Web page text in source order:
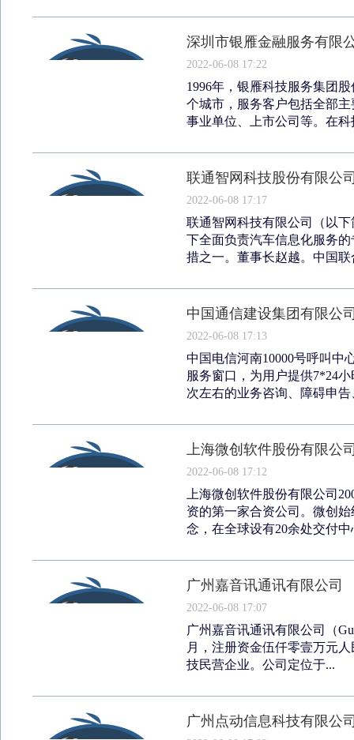
深圳市银雁金融服务有限
2022-06-08 17:22
1996年，银雁科技服务集团
个城市，服务客户包括全部
事业单位、上市公司等。在
联通智网科技股份有限公
2022-06-08 17:17
联通智网科技有限公司（以
下全面负责汽车信息化服务
措之一。董事长赵越。中国
中国通信建设集团有限公
2022-06-08 17:13
中国电信河南10000号呼叫中
服务窗口，为用户提供7*24
次左右的业务咨询、障碍申
上海微创软件股份有限公
2022-06-08 17:12
上海微创软件股份有限公司
资的第一家合资公司。微创
念，在全球设有20余处交付
广州嘉音讯通讯有限公司
2022-06-08 17:07
广州嘉音讯通讯有限公司（
月，注册资金伍仟零壹万元
技民营企业。公司定位于...
广州点动信息科技有限公